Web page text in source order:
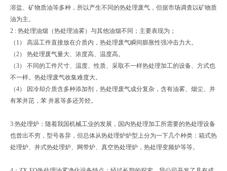
溶盐、矿物质油等多种，所以产生不同的热处理废气，但据市场调查以矿物质
油为主。
2 : 热处理油烟（热处理油雾）与其他油烟不同；主要表现为；
（1） 高温工件直接放在介质内，热处理废气瞬间膨胀性强冲击力大。
（2） 热处理废气量大、浓度高、温度高。
（3） 不同的工件尺寸、温度、性质、采取不一样热处理加工的设备、方式也
不一样。热处理废气收集难度大。
（4） 因冷却介质含多种添加剂，热处理废气成分复杂，含有油雾、烟尘、并
有苯并芘，苯 并蒽等多还芳烃。
3:热处理炉：随着我国机械工业的发展，国内热处理加工所需要的热处理设备
也曾出不穷，型号各异，但总体从热处理炉炉型上分为一下几个种类：箱式热
处理炉、井式热处理炉、网带炉、真空热处理炉，热处理变频炉等等。